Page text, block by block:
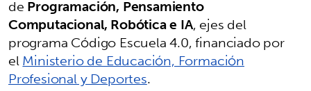
deProgramación, Pensamiento
Computacional, Robótica e IA, ejes del
programa Código Escuela 4.0, financiado por
elMinisterio de Educación, Formación
Profesional y Deportes.